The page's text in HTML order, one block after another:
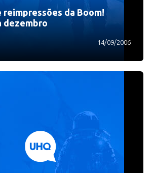
reimpressões da Boom!
dezembro
14/09/2006